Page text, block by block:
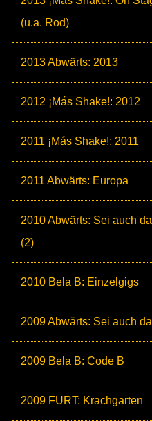
(u.a. Rod)
2013 Abwärts: 2013
2012 ¡Más Shake!: 2012
2011 ¡Más Shake!: 2011
2011 Abwärts: Europa
2010 Abwärts: Sei auch
(2)
2010 Bela B: Einzelgigs
2009 Abwärts: Sei auch
2009 Bela B: Code B
2009 FURT: Krachgarten